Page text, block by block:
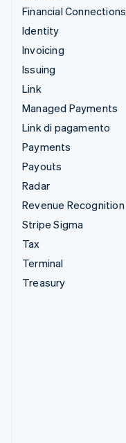
Financial Connections
Identity
Invoicing
Issuing
Link
Managed Payments
Link di pagamento
Payments
Payouts
Radar
Revenue Recognition
Stripe Sigma
Tax
Terminal
Treasury